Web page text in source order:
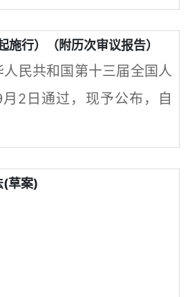
行）（附历次审议报告）
民共和国第十三届全国人
2日通过，现予公布，自
(草案)